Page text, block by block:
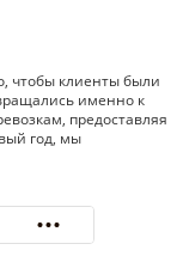
чтобы клиенты были
именно к
предоставляя
год, мы